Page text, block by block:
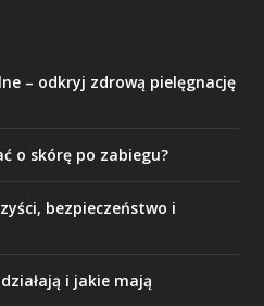
– odkryj zdrową pielęgnację
o skórę po zabiegu?
bezpieczeństwo i
i jakie mają